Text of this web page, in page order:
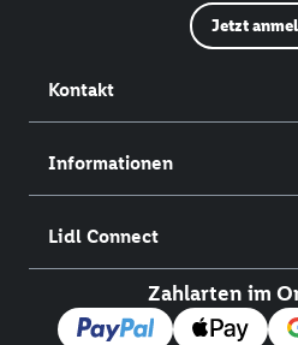
Jetzt
Kontakt
Informationen
Lidl Connect
Zahlarten im